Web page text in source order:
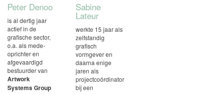
Peter Denoo
is al dertig jaar
actief in de
grafische sector,
o.a. als mede-
oprichter en
afgevaardigd
bestuurder van
Artwork
Systems Group
Sabine
Lateur
werkte 15 jaar als
zelfstandig
grafisch
vormgever en
daarna enige
jaren als
projectcoördinator
bij een